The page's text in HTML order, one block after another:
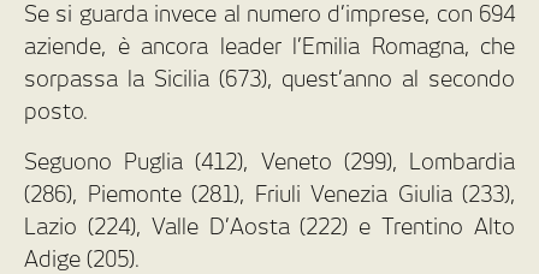
Se si guarda invece al numero d’imprese, con 694
aziende, è ancora leader l’Emilia Romagna, che
sorpassa la Sicilia (673), quest’anno al secondo
posto.
Seguono Puglia (412), Veneto (299), Lombardia
(286), Piemonte (281), Friuli Venezia Giulia (233),
Lazio (224), Valle D’Aosta (222) e Trentino Alto
Adige (205).